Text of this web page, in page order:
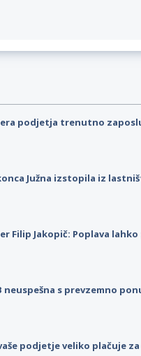
podjetja trenutno
Južna izstopila iz
Filip Jakopič: Poplava
neuspešna s prevzemno
podjetje veliko plačuje